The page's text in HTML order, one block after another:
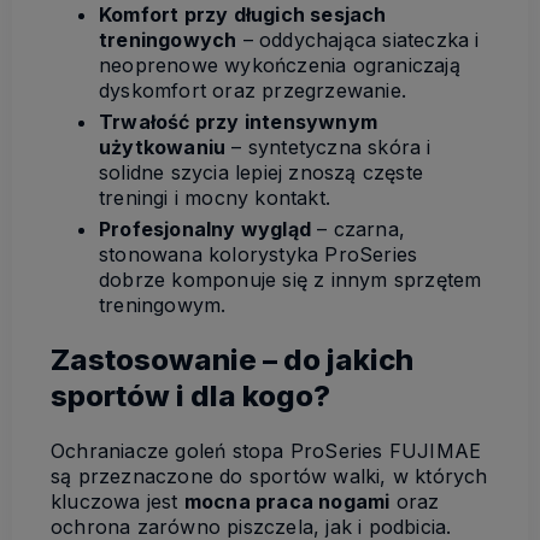
Komfort przy długich sesjach
treningowych – oddychająca siateczka i
neoprenowe wykończenia ograniczają
dyskomfort oraz przegrzewanie.
Trwałość przy intensywnym
użytkowaniu – syntetyczna skóra i
solidne szycia lepiej znoszą częste
treningi i mocny kontakt.
Profesjonalny wygląd – czarna,
stonowana kolorystyka ProSeries
dobrze komponuje się z innym sprzętem
treningowym.
Zastosowanie – do jakich
sportów i dla kogo?
Ochraniacze goleń stopa ProSeries FUJIMAE
są przeznaczone do sportów walki, w których
kluczowa jest mocna praca nogami oraz
ochrona zarówno piszczela, jak i podbicia.